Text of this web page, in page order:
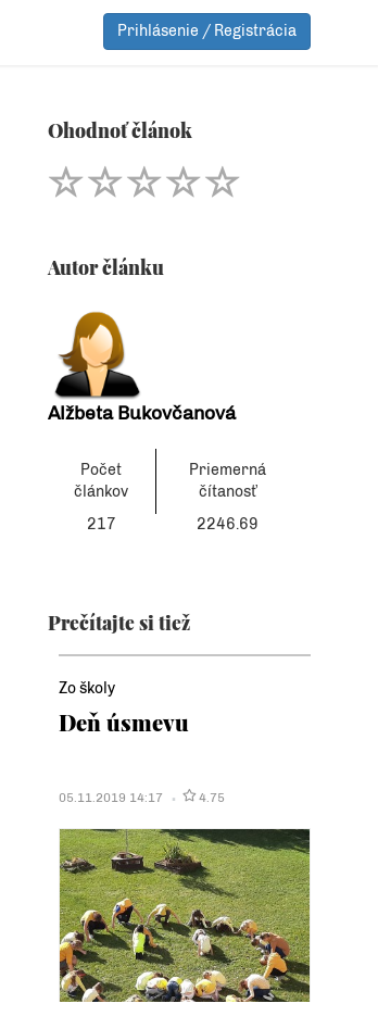
Prihlásenie / Registrácia
Ohodnoť článok
Autor článku
Alžbeta Bukovčanová
Počet
článkov
Priemerná
čítanosť
217
2246.69
Prečítajte si tiež
Zo školy
Deň úsmevu
05.11.2019 14:17 4.75